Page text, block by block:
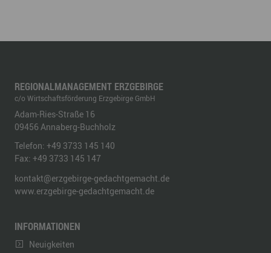
REGIONALMANAGEMENT ERZGEBIRGE
c/o Wirtschaftsförderung Erzgebirge GmbH
Adam-Ries-Straße 16
09456 Annaberg-Buchholz
Telefon: +49 3733 145 140
Fax: +49 3733 145 147
kontakt@erzgebirge-gedachtgemacht.de
www.erzgebirge-gedachtgemacht.de
INFORMATIONEN
Neuigkeiten